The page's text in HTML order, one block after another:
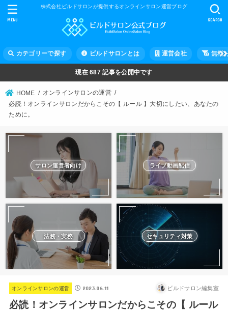
株式会社ビルドサロンが提供するオンラインサロン運営ブログ
カテゴリーで探す ビルドサロンとは 運営会社 無料
SEARCH
MENU
現在687 記事を公開中です
HOME
オンラインサロンの運営
必読！オンラインサロンだからこその【 ルール 】大切にしたい、あなたの
ために。
サロン運営者向け ライブ動画配信
法務・実務 セキュリティ対策
オンラインサロンの運営 2023.06.11 ビルドサロン編集室
必読！オンラインサロンだからこその【 ルール